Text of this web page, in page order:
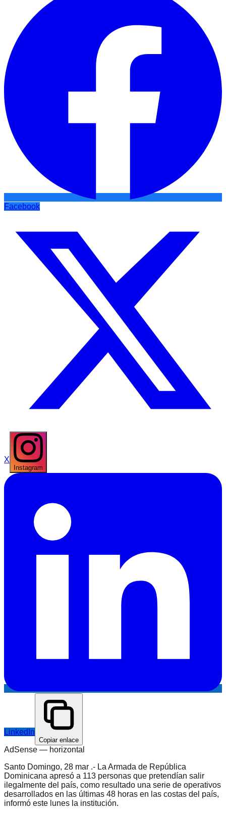
Facebook
X
Instagram
LinkedIn
Copiar enlace
AdSense — horizontal
Santo Domingo, 28 mar .- La Armada de República
Dominicana apresó a 113 personas que pretendían salir
ilegalmente del país, como resultado una serie de operativos
desarrollados en las últimas 48 horas en las costas del país,
informó este lunes la institución.